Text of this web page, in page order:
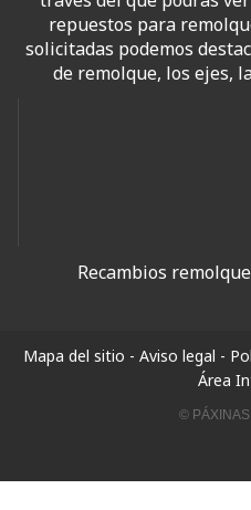
repuestos para
solicitadas podemos
de remolque, los ejes,
Recambios
Mapa del sitio - Aviso legal -
Área
©